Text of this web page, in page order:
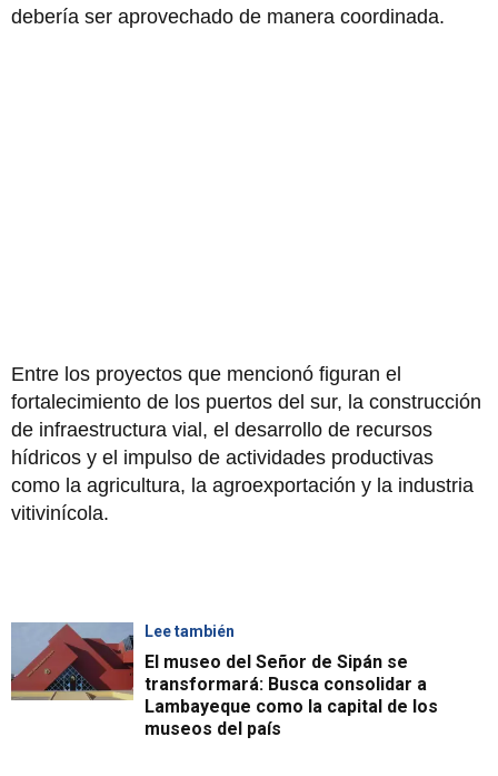
debería ser aprovechado de manera coordinada.
Entre los proyectos que mencionó figuran el
fortalecimiento de los puertos del sur, la construcción
de infraestructura vial, el desarrollo de recursos
hídricos y el impulso de actividades productivas
como la agricultura, la agroexportación y la industria
vitivinícola.
Lee también
El museo del Señor de Sipán se
transformará: Busca consolidar a
Lambayeque como la capital de los
museos del país